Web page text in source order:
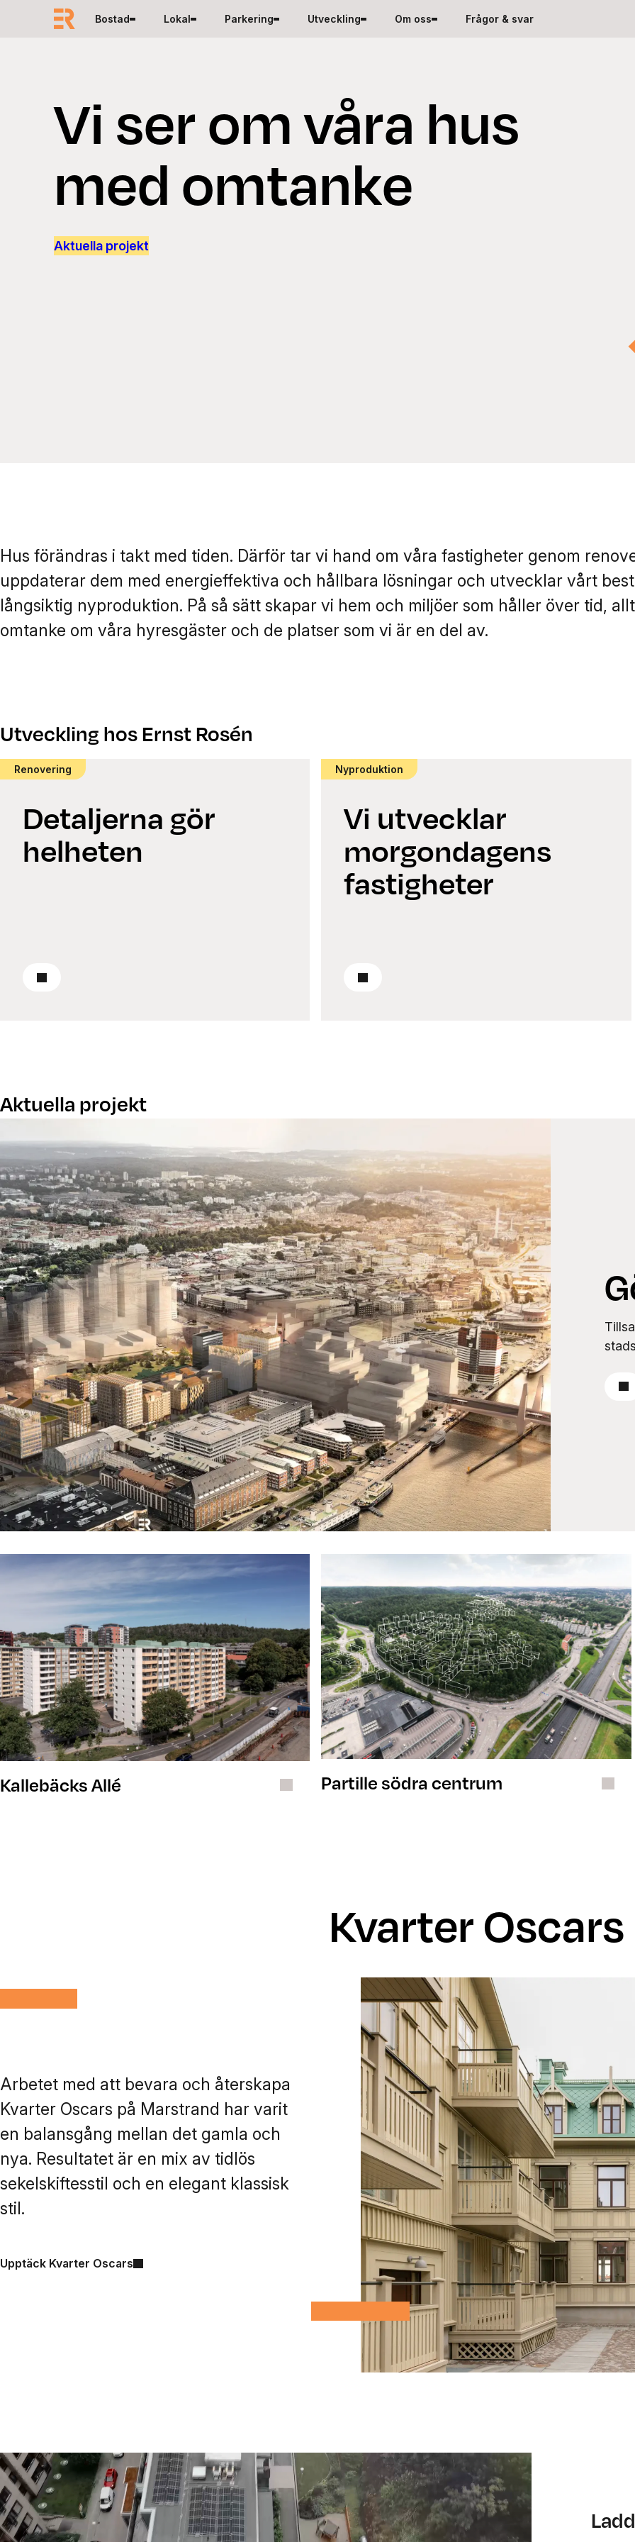
Hoppa till innehåll
Bostad Lokal Parkering Utveckling Om oss Frågor & svar
Vi ser om våra hus
med omtanke
Aktuella projekt
Hus förändras i takt med tiden. Därför tar vi hand om våra fastigheter genom
uppdaterar dem med energieffektiva och hållbara lösningar och utvecklar vårt
långsiktig nyproduktion. På så sätt skapar vi hem och miljöer som håller över tid,
omtanke om våra hyresgäster och de platser som vi är en del av.
Utveckling hos Ernst Rosén
Renovering
Detaljerna gör
helheten
Läs om renovering
Nyproduktion
Vi utvecklar
morgondagens
fastigheter
Läs om nyproduktion
Aktuella projekt
Kallebäcks Allé Partille södra centrum
Kvarter Oscars
Arbetet med att bevara och återskapa
Kvarter Oscars på Marstrand har varit
en balansgång mellan det gamla och
nya. Resultatet är en mix av tidlös
sekelskiftesstil och en elegant klassisk
stil.
Upptäck Kvarter Oscars